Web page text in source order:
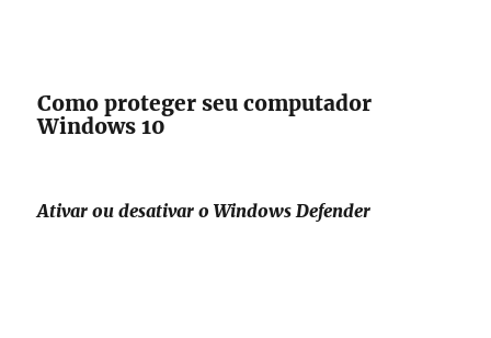
Como proteger seu computador
Windows 10
Ativar ou desativar o Windows Defender